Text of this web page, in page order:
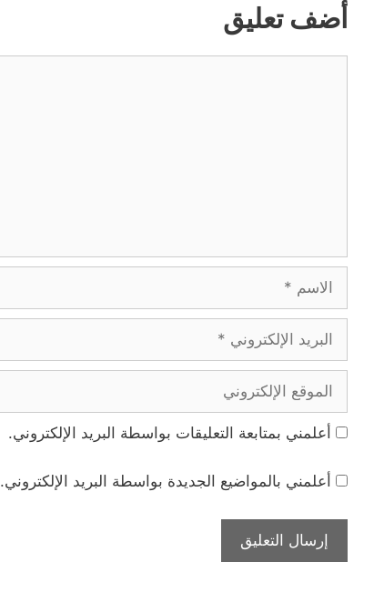
أضف تعليق
الإلكتروني
الإلكتروني
أعلمني بمتابعة التعليقات بواسطة البريد الإلكتروني.
أعلمني بالمواضيع الجديدة بواسطة البريد الإلكتروني.